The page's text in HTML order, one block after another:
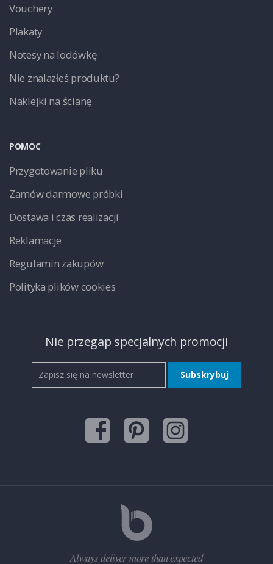
Vouchery
Plakaty
Notesy na lodówkę
Nie znalazłeś produktu?
Naklejki na ścianę
POMOC
Przygotowanie pliku
Zamów darmowe próbki
Dostawa i czas realizacji
Reklamacje
Regulamin zakupów
Polityka plików cookies
Nie przegap specjalnych promocji
Always deliver more than expected